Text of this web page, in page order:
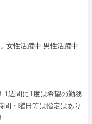
女性活躍中 男性活躍中
1週間に1度は希望の勤務
・曜日等は指定はあり